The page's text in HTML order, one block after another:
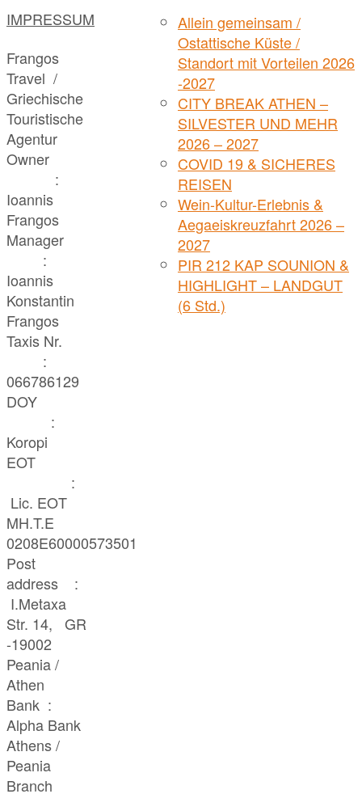
IMPRESSUM
Frangos
Travel /
Griechische
Touristische
Agentur
Owner
:
Ioannis
Frangos
Manager
:
Ioannis
Konstantin
Frangos
Taxis Nr.
:
066786129
DOY
:
Koropi
EOT
:
Lic. ΕΟΤ
MH.T.E
0208E60000573501
Post
address :
I.Metaxa
Str. 14, GR
-19002
Peania /
Athen
Bank :
Alpha Bank
Athens /
Peania
Branch
Allein gemeinsam /
Ostattische Küste /
Standort mit Vorteilen 2026
-2027
CITY BREAK ATHEN –
SILVESTER UND MEHR
2026 – 2027
COVID 19 & SICHERES
REISEN
Wein-Kultur-Erlebnis &
Aegaeiskreuzfahrt 2026 –
2027
PIR 212 KAP SOUNION &
HIGHLIGHT – LANDGUT
(6 Std.)